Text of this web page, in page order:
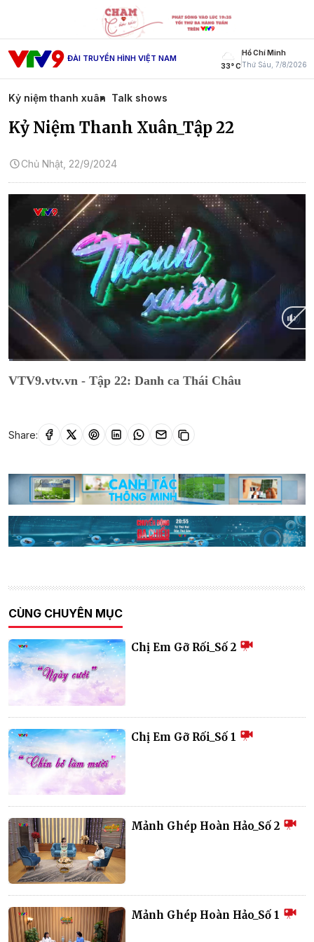
ĐÀI TRUYỀN HÌNH VIỆT NAM
33° C
Hồ Chí Minh
Thứ Sáu, 7/8/2026
Kỷ niệm thanh xuân Talk shows
Kỷ Niệm Thanh Xuân_Tập 22
Chủ Nhật, 22/9/2024
VTV9.vtv.vn - Tập 22: Danh ca Thái Châu
Share:
CÙNG CHUYÊN MỤC
Chị Em Gỡ Rối_Số 2
Chị Em Gỡ Rối_Số 1
Mảnh Ghép Hoàn Hảo_Số 2
Mảnh Ghép Hoàn Hảo_Số 1